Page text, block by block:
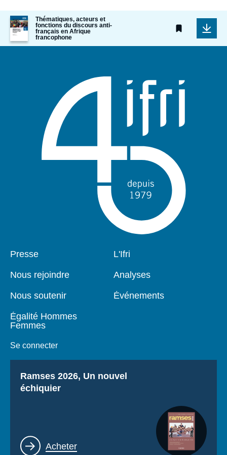
Image
de
couverture
de
Thématiques, acteurs et
fonctions du discours anti-
français en Afrique
francophone
Pied
Presse
Nous rejoindre
Nous soutenir
Égalité Hommes
Femmes
Se connecter
Navigation
L'Ifri
Analyses
Événements
Titre
Ramses 2026, Un nouvel
échiquier
Lien
Acheter